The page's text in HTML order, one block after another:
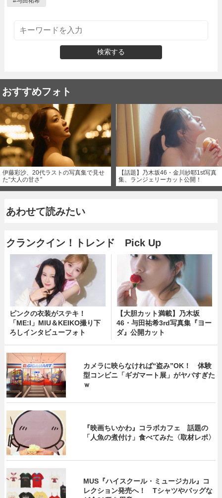
検索する
おすすめフォト
伊藤彩沙、20代ラストの写真集で見せ
た“大人の甘さ”
【話題】乃木坂46・金川紗耶1st写真
集、ランジェリーカット公開！
あわせて読みたい
クランクイン！トレンド Pick Up
ピンクの衣装がステキ！
「ME:I」MIU＆KEIKO撮り下
ろしインタビューフォト
【大胆カット満載】乃木坂
46・与田祐希3rd写真集『ヨー
ダ』公開カット
カメラに映らなければ“盗み”OK！ 体験
型コンビニ「ギガマート展」がヤバすぎた
ｗ
『映画ちいかわ』コラボカフェ 話題の
「人魚の煮付け」食べてみた〈取材レポ〉
MUS『ハイスクール・ミュージカル』コ
レクション発売へ！ Tシャツやバッグな